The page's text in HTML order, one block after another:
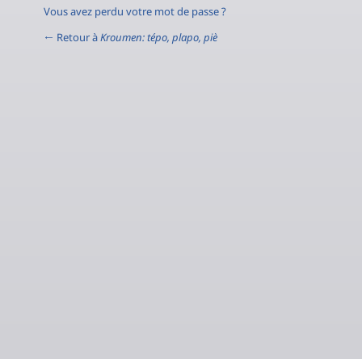
Vous avez perdu votre mot de passe ?
← Retour àKroumen: tépo, plapo, piè